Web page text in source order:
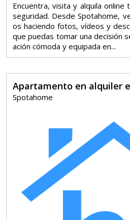
Encuentra, visita y alquila
seguridad. Desde Spotahome,
os haciendo fotos, vídeos y
que puedas tomar una decisión
ación cómoda y equipada en...
Apartamento en alquiler
Spotahome